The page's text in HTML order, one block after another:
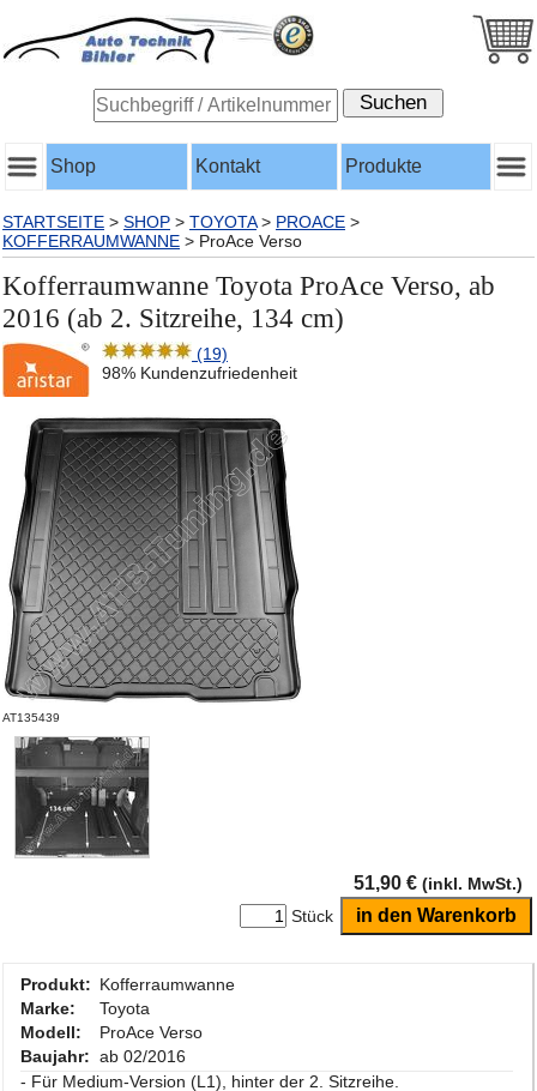
Shop Kontakt Produkte
STARTSEITE > SHOP > TOYOTA > PROACE >
KOFFERRAUMWANNE > ProAce Verso
Kofferraumwanne Toyota ProAce Verso, ab
2016 (ab 2. Sitzreihe, 134 cm)
(19)
98% Kundenzufriedenheit
AT135439
51,90 € (inkl. MwSt.)
Stück
Produkt: Kofferraumwanne
Marke:
Toyota
Modell:
ProAce Verso
Baujahr: ab 02/2016
- Für Medium-Version (L1), hinter der 2. Sitzreihe.